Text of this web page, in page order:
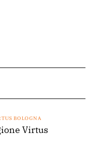
BOLOGNA
Virtus